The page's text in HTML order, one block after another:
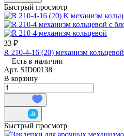
Быстрый просмотр
33 ₽
R 210-4-16 (20) механизм кольцевой
Есть в наличии
Арт. SID00138
В корзину
Быстрый просмотр